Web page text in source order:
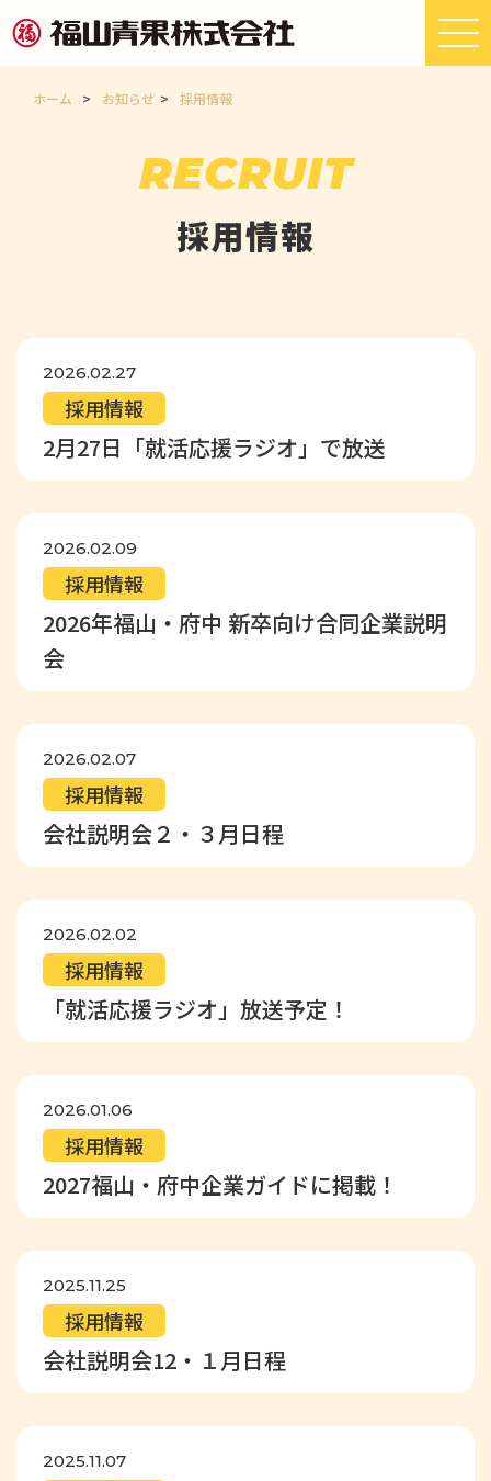
ホーム > お知らせ > 採用情報
RECRUIT
採用情報
2026.02.27
採用情報
2月27日「就活応援ラジオ」で放送
2026.02.09
採用情報
2026年福山・府中 新卒向け合同企業説明
会
2026.02.07
採用情報
会社説明会２・３月日程
2026.02.02
採用情報
「就活応援ラジオ」放送予定！
2026.01.06
採用情報
2027福山・府中企業ガイドに掲載！
2025.11.25
採用情報
会社説明会12・１月日程
2025.11.07